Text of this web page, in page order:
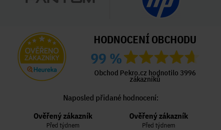
HODNOCENÍ OBCHODU
99 %
Obchod Pekro.cz hodnotilo 3996
zákazníků
Naposled přidané hodnocení:
Ověřený zákazník
Před týdnem
Ověřený zákazník
Před týdnem